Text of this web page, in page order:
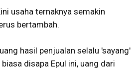
usaha ternaknya semakin
bertambah.
hasil penjualan selalu 'sayang'
disapa Epul ini, uang dari